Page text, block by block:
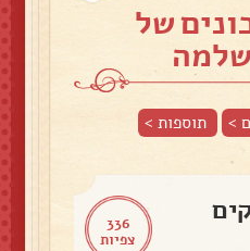
של
> תוספות>
336
צפיות